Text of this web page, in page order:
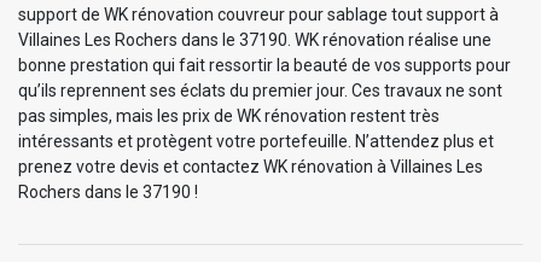
support de WK rénovation couvreur pour sablage tout support à
Villaines Les Rochers dans le 37190. WK rénovation réalise une
bonne prestation qui fait ressortir la beauté de vos supports pour
qu’ils reprennent ses éclats du premier jour. Ces travaux ne sont
pas simples, mais les prix de WK rénovation restent très
intéressants et protègent votre portefeuille. N’attendez plus et
prenez votre devis et contactez WK rénovation à Villaines Les
Rochers dans le 37190 !